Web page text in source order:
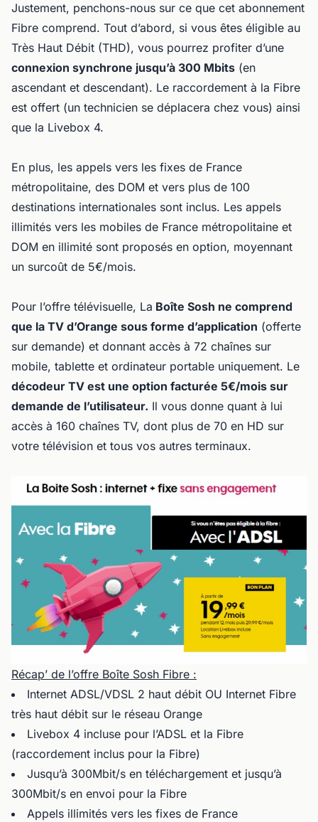
Justement, penchons-nous sur ce que cet abonnement
Fibre comprend. Tout d’abord, si vous êtes éligible au
Très Haut Débit (THD), vous pourrez profiter d’une
connexion synchrone jusqu’à 300 Mbits (en
ascendant et descendant). Le raccordement à la Fibre
est offert (un technicien se déplacera chez vous) ainsi
que la Livebox 4.
En plus, les appels vers les fixes de France
métropolitaine, des DOM et vers plus de 100
destinations internationales sont inclus. Les appels
illimités vers les mobiles de France métropolitaine et
DOM en illimité sont proposés en option, moyennant
un surcoût de 5€/mois.
Pour l’offre télévisuelle, La Boîte Sosh ne comprend
que la TV d’Orange sous forme d’application (offerte
sur demande) et donnant accès à 72 chaînes sur
mobile, tablette et ordinateur portable uniquement. Le
décodeur TV est une option facturée 5€/mois sur
demande de l’utilisateur. Il vous donne quant à lui
accès à 160 chaînes TV, dont plus de 70 en HD sur
votre télévision et tous vos autres terminaux.
Récap’ de l’offre Boîte Sosh Fibre :
Internet ADSL/VDSL 2 haut débit OU Internet Fibre
très haut débit sur le réseau Orange
Livebox 4 incluse pour l’ADSL et la Fibre
(raccordement inclus pour la Fibre)
Jusqu’à 300Mbit/s en téléchargement et jusqu’à
300Mbit/s en envoi pour la Fibre
Appels illimités vers les fixes de France